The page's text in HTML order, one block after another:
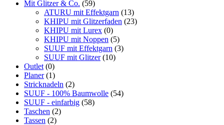
Mit Glitzer & Co. (59)
ATURU mit Effektgarn (13)
KHIPU mit Glitzerfaden (23)
KHIPU mit Lurex (0)
KHIPU mit Noppen (5)
SUUF mit Effektgarn (3)
SUUF mit Glitzer (10)
Outlet (0)
Planer (1)
Stricknadeln (2)
SUUF - 100% Baumwolle (54)
SUUF - einfarbig (58)
Taschen (2)
Tassen (2)